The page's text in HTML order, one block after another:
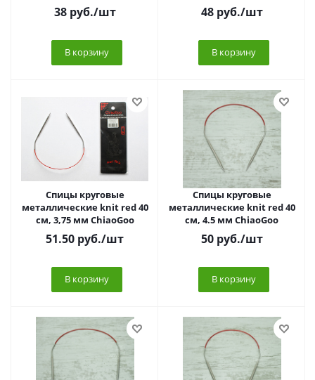
38руб./шт
В корзину
48руб./шт
В корзину
Спицы круговые
металлические knit red 40
см, 3,75 мм ChiaoGoo
51.50 руб./шт
В корзину
Спицы круговые
металлические knit red 40
см, 4.5 мм ChiaoGoo
50руб./шт
В корзину